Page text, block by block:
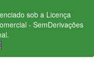
sob a Licença
- SemDerivações